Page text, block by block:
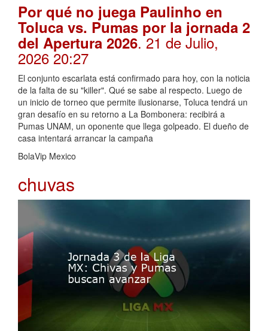
Por qué no juega Paulinho en
Toluca vs. Pumas por la jornada 2
del Apertura 2026. 21 de Julio,
2026 20:27
El conjunto escarlata está confirmado para hoy, con la noticia
de la falta de su "killer". Qué se sabe al respecto. Luego de
un inicio de torneo que permite ilusionarse, Toluca tendrá un
gran desafío en su retorno a La Bombonera: recibirá a
Pumas UNAM, un oponente que llega golpeado. El dueño de
casa intentará arrancar la campaña
BolaVip Mexico
chuvas